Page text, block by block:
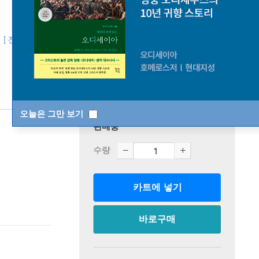
오늘은 그만 보기
[ 전24권, 묶음상품 ]
판매중
수량
카트에 넣기
바로구매